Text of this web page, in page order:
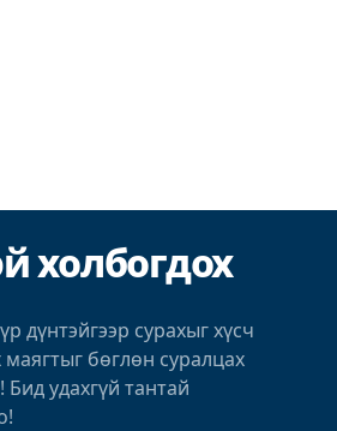
холбогдох
дүнтэйгээр сурахыг хүсч
бөглөн суралцах
Бид удахгүй тантай